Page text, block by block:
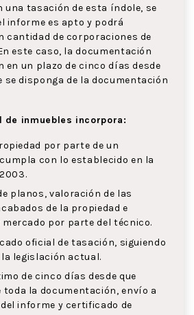
una tasación de esta índole, se
informe es apto y podrá
cantidad de corporaciones de
este caso, la documentación
en un plazo de cinco días desde
se disponga de la documentación
de inmuebles incorpora:
por parte de un
con lo establecido en la
planos, valoración de las
de la propiedad e
por parte del técnico.
oficial de tasación, siguiendo
legislación actual.
de cinco días desde que
toda la documentación, envío a
informe y certificado de